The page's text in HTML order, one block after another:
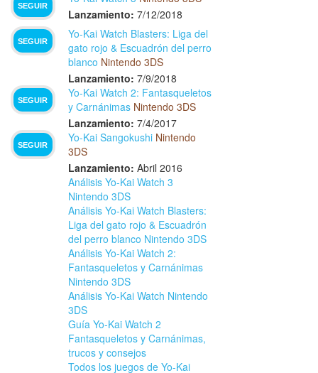
SEGUIR
Lanzamiento: 7/12/2018
SEGUIR
Yo-Kai Watch Blasters: Liga del
gato rojo & Escuadrón del perro
blanco Nintendo 3DS
Lanzamiento: 7/9/2018
SEGUIR
Yo-Kai Watch 2: Fantasqueletos
y Carnánimas Nintendo 3DS
Lanzamiento: 7/4/2017
SEGUIR
Yo-Kai Sangokushi Nintendo
3DS
Lanzamiento: Abril 2016
Análisis Yo-Kai Watch 3
Nintendo 3DS
Análisis Yo-Kai Watch Blasters:
Liga del gato rojo & Escuadrón
del perro blanco Nintendo 3DS
Análisis Yo-Kai Watch 2:
Fantasqueletos y Carnánimas
Nintendo 3DS
Análisis Yo-Kai Watch Nintendo
3DS
Guía Yo-Kai Watch 2
Fantasqueletos y Carnánimas,
trucos y consejos
Todos los juegos de Yo-Kai